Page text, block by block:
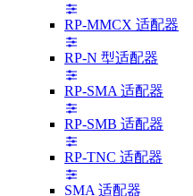
RP-MMCX 适配器
RP-N 型适配器
RP-SMA 适配器
RP-SMB 适配器
RP-TNC 适配器
SMA 适配器